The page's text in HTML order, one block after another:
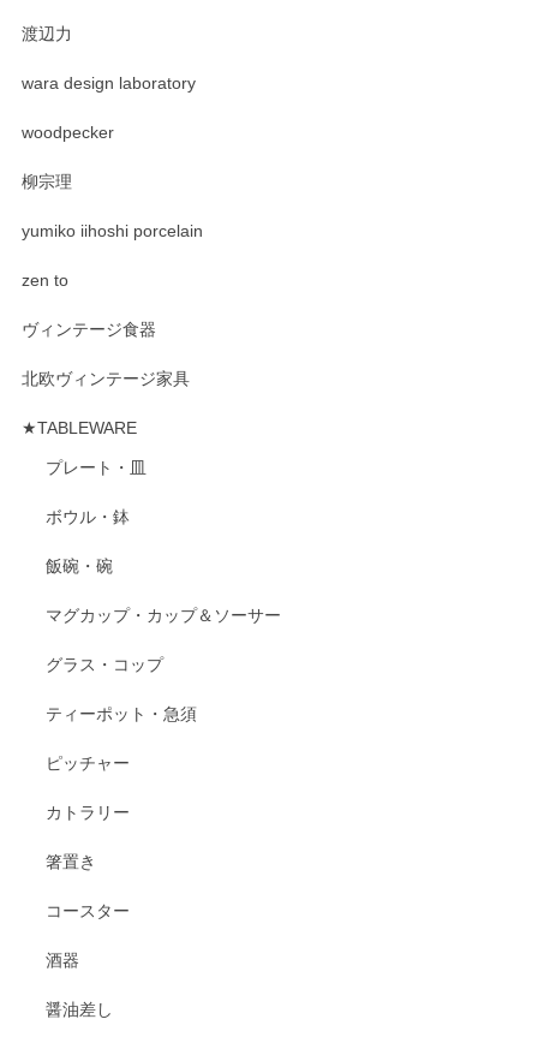
渡辺力
wara design laboratory
woodpecker
柳宗理
yumiko iihoshi porcelain
zen to
ヴィンテージ食器
北欧ヴィンテージ家具
★TABLEWARE
プレート・皿
ボウル・鉢
飯碗・碗
マグカップ・カップ＆ソーサー
グラス・コップ
ティーポット・急須
ピッチャー
カトラリー
箸置き
コースター
酒器
醤油差し